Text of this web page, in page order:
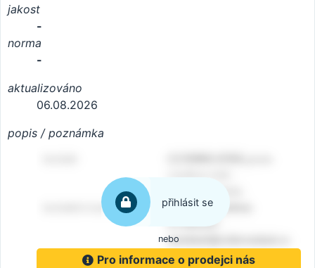
jakost
-
norma
-
aktualizováno
06.08.2026
popis / poznámka
přihlásit se
nebo
Pro informace o prodejci nás